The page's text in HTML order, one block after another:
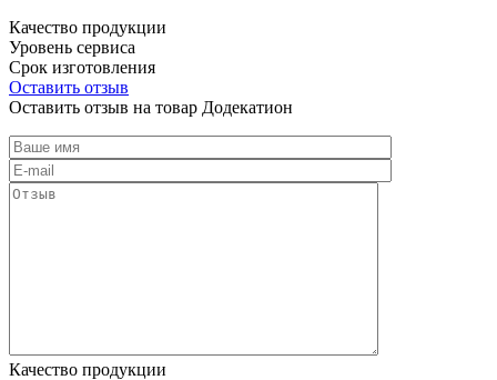
Качество продукции
Уровень сервиса
Срок изготовления
Оставить отзыв
Оставить отзыв на товар Додекатион
Качество продукции